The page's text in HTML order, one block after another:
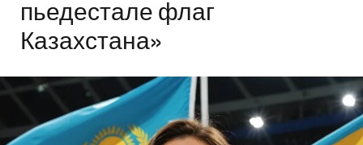
пьедестале флаг
Казахстана»